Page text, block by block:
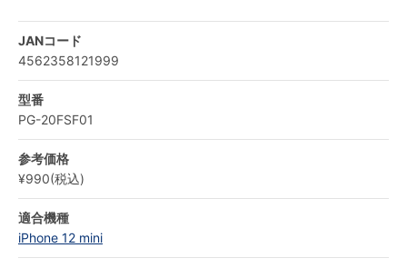
JANコード
4562358121999
型番
PG-20FSF01
参考価格
¥990(税込)
適合機種
iPhone 12 mini